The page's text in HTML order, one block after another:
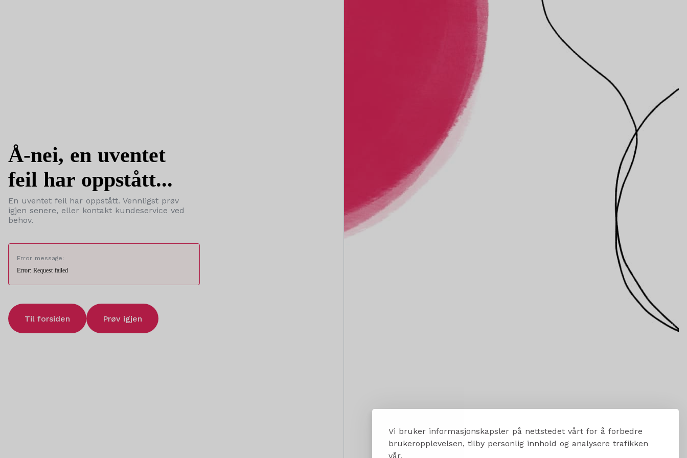
Vi bruker informasjonskapsler på nettstedet vårt for å forbedre
brukeropplevelsen, tilby personlig innhold og analysere trafikken
vår.
Å-nei, en uventet
feil har oppstått...
En uventet feil har oppstått. Vennligst prøv
igjen senere, eller kontakt kundeservice ved
behov.
Error message:
Error: Request failed
Til forsiden Prøv igjen